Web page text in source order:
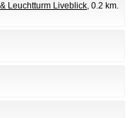
Leuchtturm Liveblick, 0.2 km.